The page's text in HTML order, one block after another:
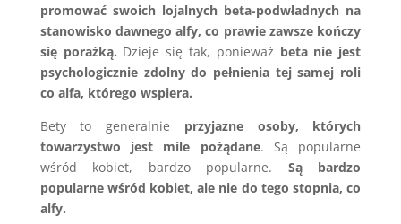
promować swoich lojalnych beta-podwładnych na
stanowisko dawnego alfy, co prawie zawsze kończy
się porażką. Dzieje się tak, ponieważ beta nie jest
psychologicznie zdolny do pełnienia tej samej roli
co alfa, którego wspiera.
Bety to generalnie przyjazne osoby, których
towarzystwo jest mile pożądane. Są popularne
wśród kobiet, bardzo popularne. Są bardzo
popularne wśród kobiet, ale nie do tego stopnia, co
alfy.